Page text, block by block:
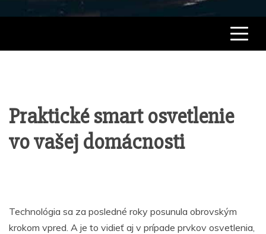
Praktické smart osvetlenie
vo vašej domácnosti
Technológia sa za posledné roky posunula obrovským
krokom vpred. A je to vidieť aj v prípade prvkov osvetlenia,